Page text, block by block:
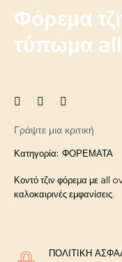
Φόρεμα
τύπωμα
Γράψτε μια κριτική
Κατηγορία: ΦΟΡΕΜΑΤΑ
Κοντό τζιν φόρεμα με all
καλοκαιρινές εμφανίσεις.
ΠΟΛΙΤΙΚΉ